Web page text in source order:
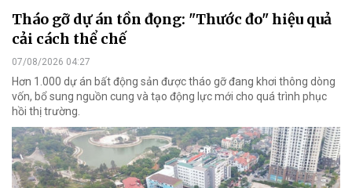
Tháo gỡ dự án tồn đọng: "Thước đo" hiệu quả
cải cách thể chế
07/08/2026 04:27
Hơn 1.000 dự án bất động sản được tháo gỡ đang khơi thông dòng
vốn, bổ sung nguồn cung và tạo động lực mới cho quá trình phục
hồi thị trường.